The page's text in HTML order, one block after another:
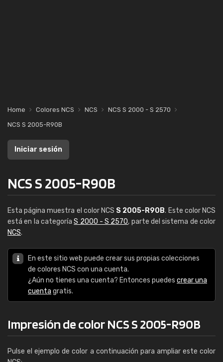
Home Colores NCS NCS
NCS S 2000 - S 2570
NCS S 2005-R90B
Iniciar sesión
NCS S 2005-R90B
Esta página muestra el color NCS S 2005-R90B. Este color NCS
está en la categoríaS 2000 - S 2570, parte del sistema de color
NCS.
En este sitio web puede crear sus propias colecciones
de colores NCS con una cuenta.
¿Aún no tienes una cuenta? Entonces puedes crear una
cuenta gratis.
Impresión de color NCS S 2005-R90B
Pulse el ejemplo de color a continuación para ampliar este color